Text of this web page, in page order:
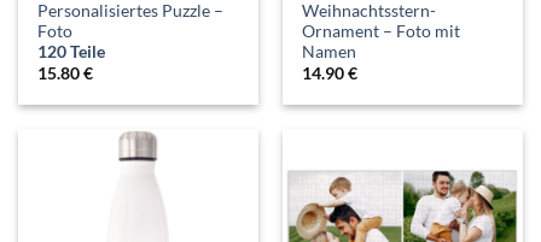
Personalisiertes Puzzle –
Foto
120 Teile
15.80€
Weihnachtsstern-
Ornament – Foto mit
Namen
14.90€